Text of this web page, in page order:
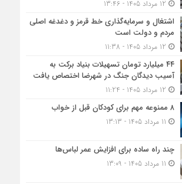
اشتغال و سرمایه‌گذاری خط قرمز و دغدغه اصلی
مردم و دولت است
۴۴ میلیارد تومان تسهیلات بنیاد برکت به
آسیب دیدگان جنگ در شهرضا اختصاص یافت
۸ ممنوعه مهم برای کودکان قبل از خواب
چند راه ساده برای افزایش عمر لباس‌ها